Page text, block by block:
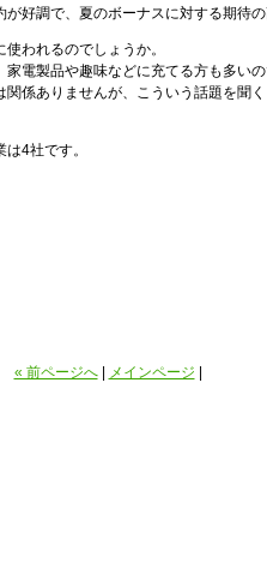
好調で、夏のボーナスに対する期待の
われるのでしょうか。
電製品や趣味などに充てる方も多いの
係ありませんが、こういう話題を聞
4社です。
« 前ページへ| メインページ